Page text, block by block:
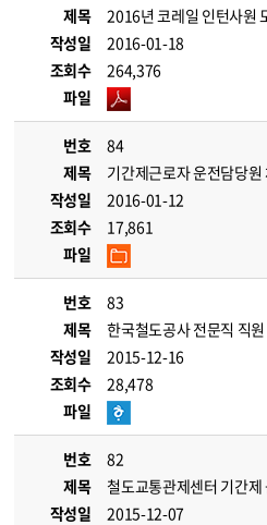
제목
2016년 코레일 인턴사원
작성일
2016-01-18
조회수
264,376
파일
번호
84
제목
기간제근로자 운전담당
작성일
2016-01-12
조회수
17,861
파일
번호
83
제목
한국철도공사 전문직 직
작성일
2015-12-16
조회수
28,478
파일
번호
82
제목
철도교통관제센터 기간제
작성일
2015-12-07